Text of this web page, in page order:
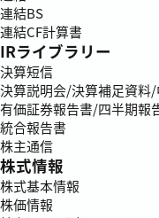
連結BS
連結CF計算書
IRライブラリー
決算短信
決算説明会/決算補足資料
有価証券報告書/四半期報
統合報告書
株主通信
株式情報
株式基本情報
株価情報